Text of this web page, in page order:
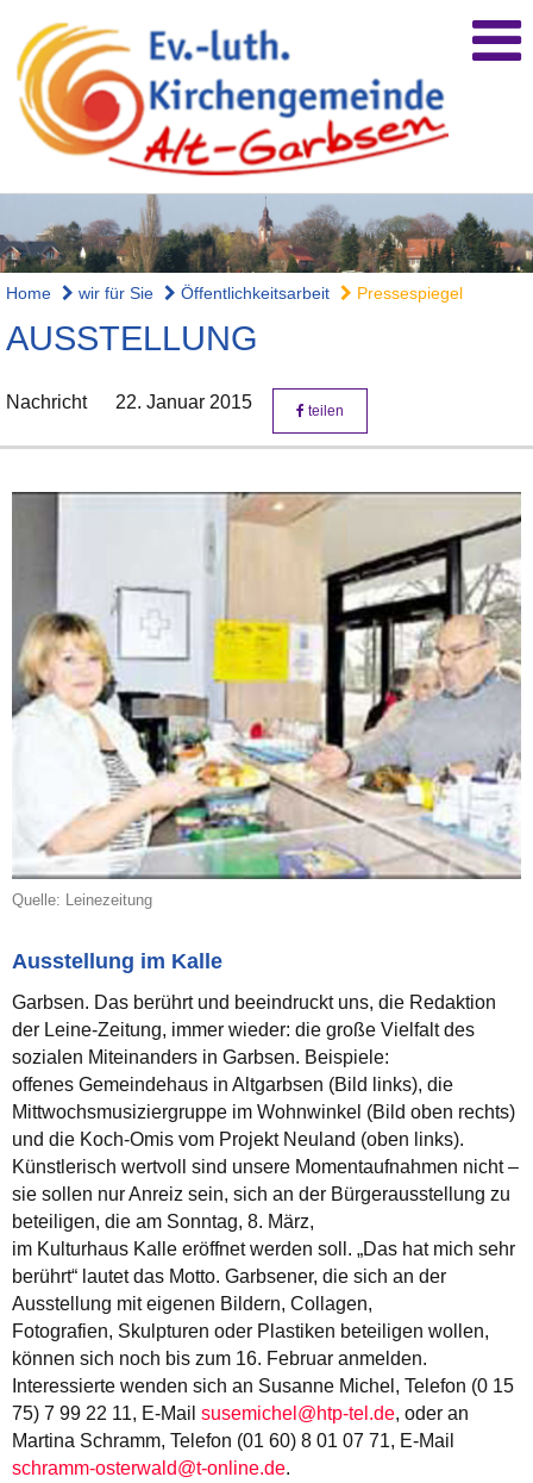
Home wir für Sie Öffentlichkeitsarbeit Pressespiegel
AUSSTELLUNG
Nachricht 22. Januar 2015 teilen
Quelle: Leinezeitung
Ausstellung im Kalle
Garbsen. Das berührt und beeindruckt uns, die Redaktion
der Leine-Zeitung, immer wieder: die große Vielfalt des
sozialen Miteinanders in Garbsen. Beispiele:
offenes Gemeindehaus in Altgarbsen (Bild links), die
Mittwochsmusiziergruppe im Wohnwinkel (Bild oben rechts)
und die Koch-Omis vom Projekt Neuland (oben links).
Künstlerisch wertvoll sind unsere Momentaufnahmen nicht –
sie sollen nur Anreiz sein, sich an der Bürgerausstellung zu
beteiligen, die am Sonntag, 8. März,
im Kulturhaus Kalle eröffnet werden soll. „Das hat mich sehr
berührt“ lautet das Motto. Garbsener, die sich an der
Ausstellung mit eigenen Bildern, Collagen,
Fotografien, Skulpturen oder Plastiken beteiligen wollen,
können sich noch bis zum 16. Februar anmelden.
Interessierte wenden sich an Susanne Michel, Telefon (0 15
75) 7 99 22 11, E-Mail susemichel@htp-tel.de, oder an
Martina Schramm, Telefon (01 60) 8 01 07 71, E-Mail
schramm-osterwald@t-online.de.